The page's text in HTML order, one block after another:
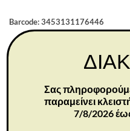
Barcode: 3453131176446
Σας πληροφορούμε
παραμείνει
7/8/2026